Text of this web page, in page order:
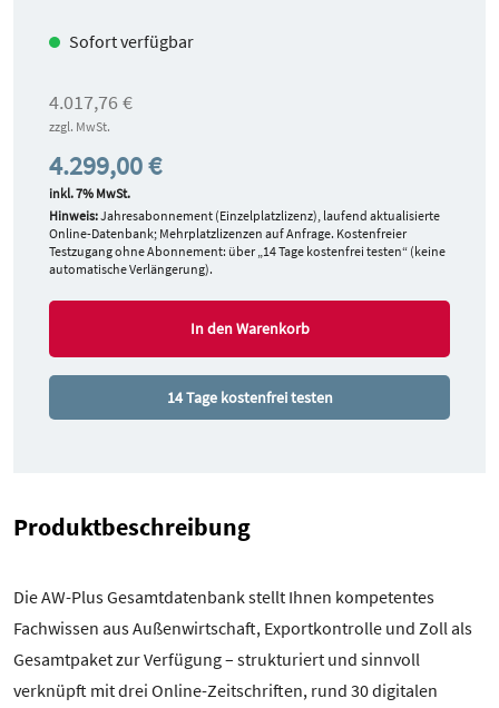
Sofort verfügbar
4.017,76 €
zzgl. MwSt.
4.299,00 €
inkl. 7% MwSt.
Hinweis:Jahresabonnement (Einzelplatzlizenz), laufend aktualisierte
Online-Datenbank; Mehrplatzlizenzen auf Anfrage. Kostenfreier
Testzugang ohne Abonnement: über „14 Tage kostenfrei testen“ (keine
automatische Verlängerung).
In den Warenkorb
14 Tage kostenfrei testen
Produktbeschreibung
Die AW-Plus Gesamtdatenbank stellt Ihnen kompetentes
Fachwissen aus Außenwirtschaft, Exportkontrolle und Zoll als
Gesamtpaket zur Verfügung – strukturiert und sinnvoll
verknüpft mit drei Online-Zeitschriften, rund 30 digitalen